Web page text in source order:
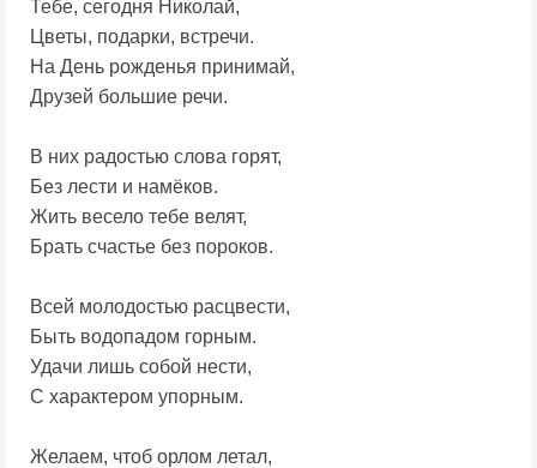
Тебе, сегодня Николай,
Цветы, подарки, встречи.
На День рожденья принимай,
Друзей большие речи.
В них радостью слова горят,
Без лести и намёков.
Жить весело тебе велят,
Брать счастье без пороков.
Всей молодостью расцвести,
Быть водопадом горным.
Удачи лишь собой нести,
С характером упорным.
Желаем, чтоб орлом летал,